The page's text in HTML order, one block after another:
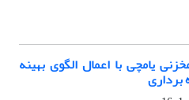
یامچی با اعمال الگوی بهینه